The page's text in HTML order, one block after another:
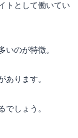
トとして働いてい
いのが特徴。
あります。
でしょう。